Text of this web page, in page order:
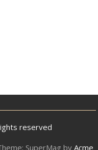
reserved
SuperMag byAcme